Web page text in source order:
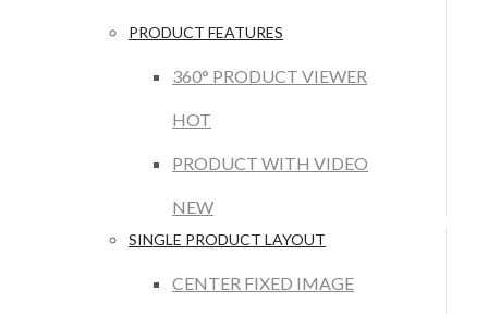
PRODUCT FEATURES
360° PRODUCT VIEWER
HOT
PRODUCT WITH VIDEO
NEW
SINGLE PRODUCT LAYOUT
CENTER FIXED IMAGE